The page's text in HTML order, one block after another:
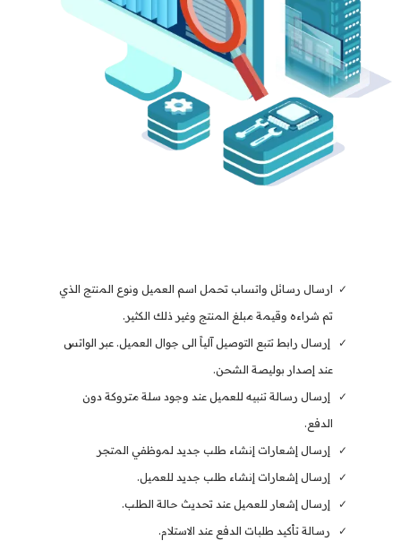
ارسال رسائل واتساب تحمل اسم العميل ونوع المنتج الذي
تم شراءه وقيمة مبلغ المنتج وغير ذلك الكثير.
إرسال رابط تتبع التوصيل آلياً الى جوال العميل. عبر الواتس
عند إصدار بوليصة الشحن.
إرسال رسالة تنبيه للعميل عند وجود سلة متروكة دون
الدفع.
إرسال إشعارات إنشاء طلب جديد لموظفي المتجر
إرسال إشعارات إنشاء طلب جديد للعميل.
إرسال إشعار للعميل عند تحديث حالة الطلب.
رسالة تأكيد طلبات الدفع عند الاستلام.